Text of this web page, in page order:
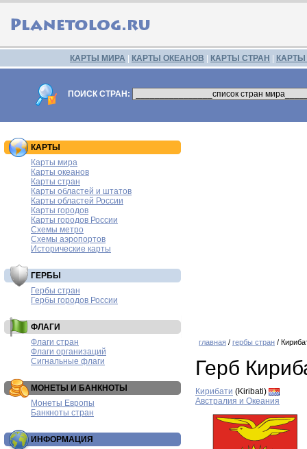
КАРТЫ МИРА КАРТЫ ОКЕАНОВ КАРТЫ СТРАН
ПОИСК СТРАН:
КАРТЫ
Карты мира
Карты океанов
Карты стран
Карты областей и штатов
Карты областей России
Карты городов
Карты городов России
Схемы метро
Схемы аэропортов
Исторические карты
ГЕРБЫ
Гербы стран
Гербы городов России
ФЛАГИ
Флаги стран
Флаги организаций
Сигнальные флаги
МОНЕТЫ И БАНКНОТЫ
Монеты Европы
Банкноты стран
ИНФОРМАЦИЯ
главная / гербы стран /
Герб
Кирибати (Kiribati)
Австралия и Океания